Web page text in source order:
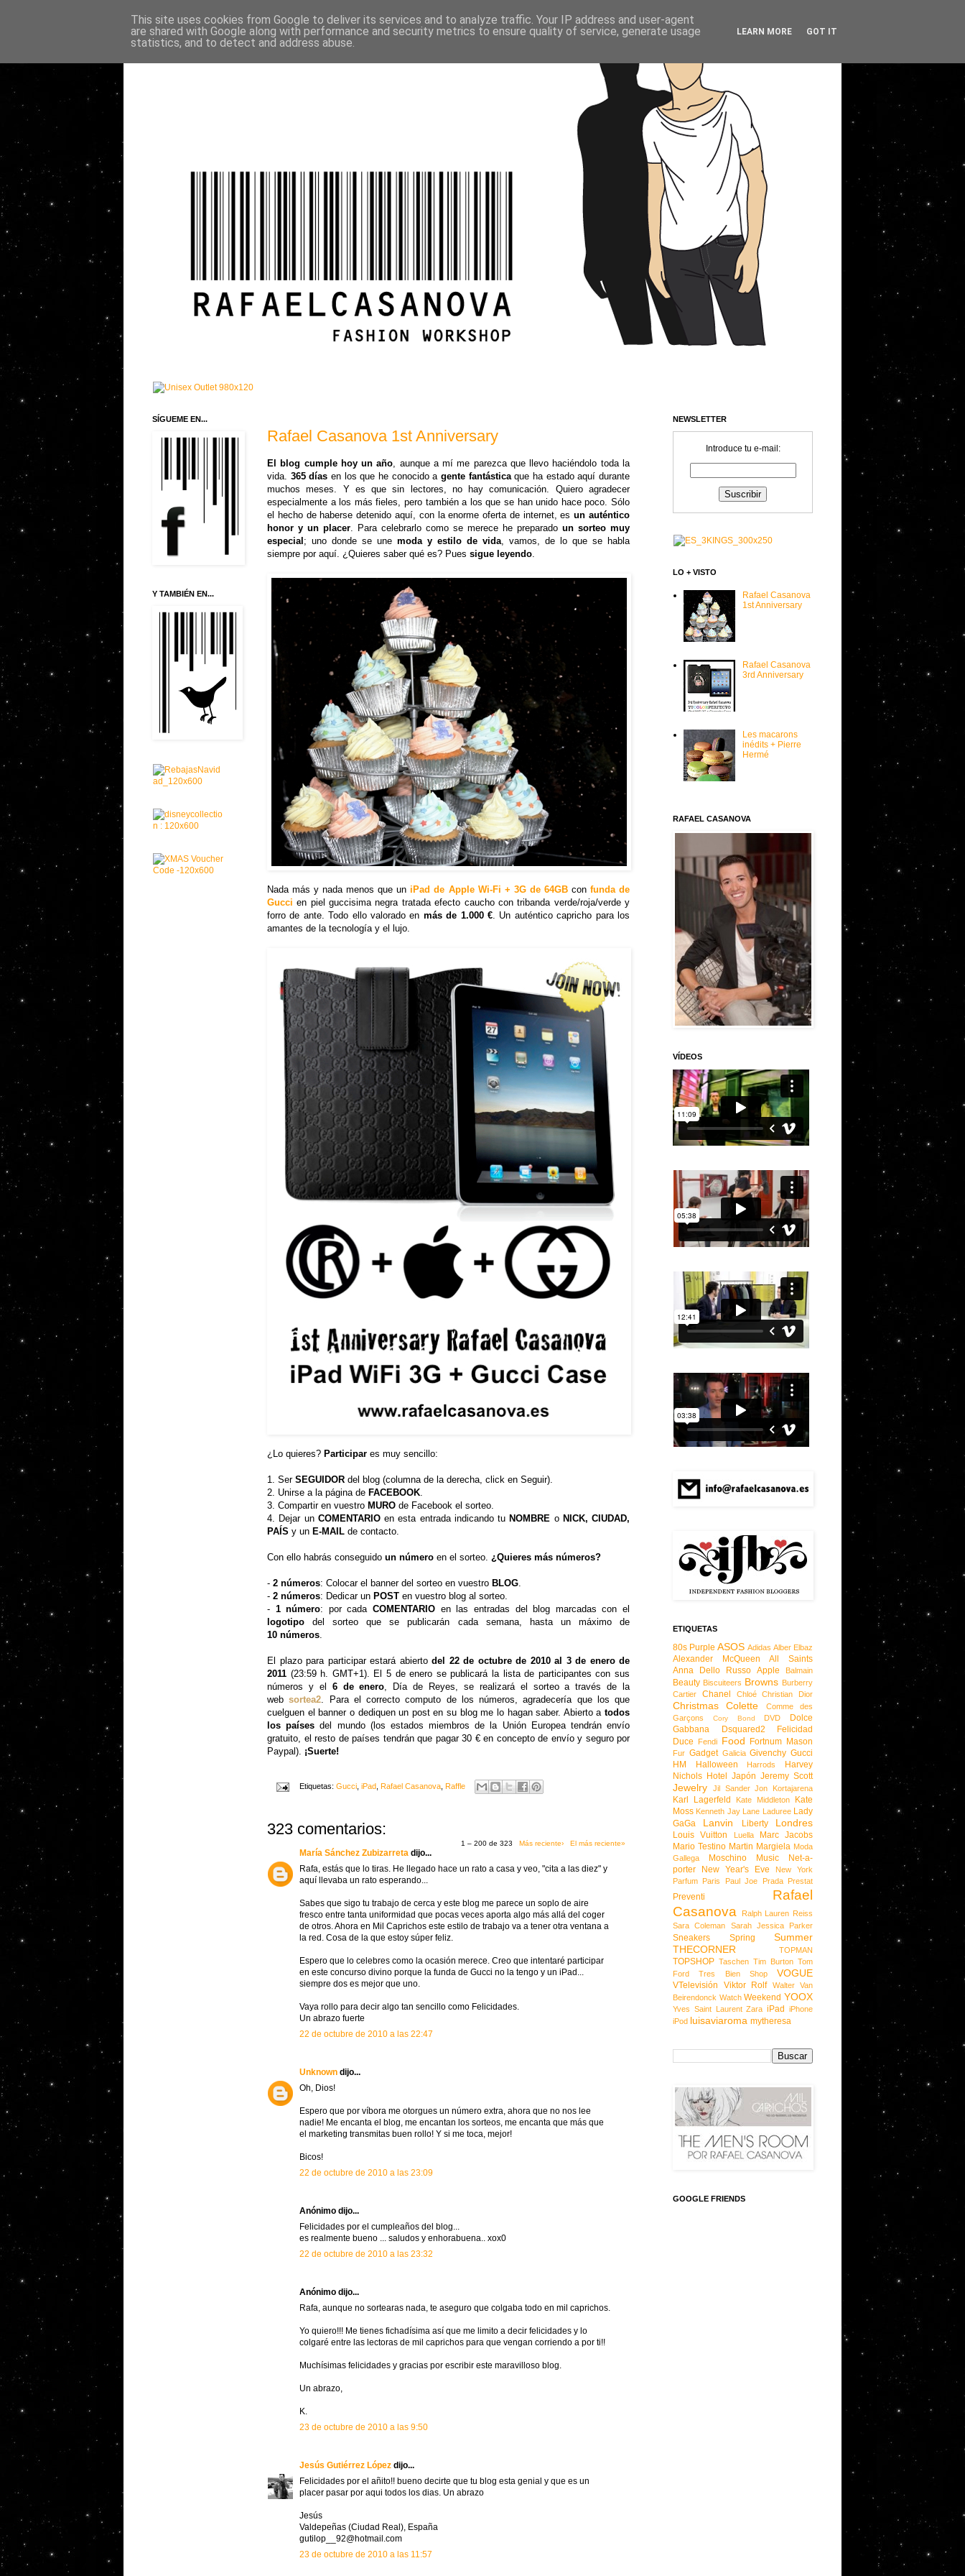
Rafael Casanova 1st Anniversary
El blog cumple hoy un año , aunque a mí me parezca que llevo haciéndolo toda la
vida. 365 días en los que he conocido agente fantásticaque ha estado aquí durante
muchos meses. Y es que sin lectores, no hay comunicación. Quiero agradecer
especialmente a los más fieles, pero también a los que se han unido hace poco. Sólo
el hecho de haberse detenido aquí, con la enorme oferta de internet, esun auténtico
honor y un placer . Para celebrarlo como se merece he preparado un sorteo muy
especial; uno donde se une moda y estilo de vida , vamos, de lo que se habla
siempre por aquí. ¿Quieres saber qué es? Pues sigue leyendo
Nada más y nada menos que uniPad de Apple Wi-Fi + 3G de 64GBcon funda de
Gucci en piel guccisima negra tratada efecto caucho con tribanda verde/roja/verde y
forro de ante. Todo ello valorado en más de 1.000 € . Un auténtico capricho para los
amantes de la tecnología y el lujo.
¿Lo quieres? Participar es muy sencillo:
1. Ser SEGUIDOR del blog (columna de la derecha, click en Seguir).
2. Unirse a la página de FACEBOOK.
3. Compartir en vuestro MURO de Facebook el sorteo.
4. Dejar un COMENTARIOen esta entrada indicando tu NOMBRE o NICK, CIUDAD,
PAÍS y un E-MAIL de contacto.
Con ello habrás conseguido un número en el sorteo. ¿Quieres más números?
- 2 números: Colocar el banner del sorteo en vuestro BLOG.
- 2 números: Dedicar un POST en vuestro blog al sorteo.
- 1 número: por cadaCOMENTARIO en las entradas del blog marcadas con el
logotipo del sorteo que se publicarán cada semana, hasta un máximo de
10 números.
El plazo para participar estará abierto del 22 de octubre de 2010 al 3 de enero de
2011 (23:59 h. GMT+1). El 5 de enero se publicará la lista de participantes con sus
números y el 6 de enero, Día de Reyes, se realizará el sorteo a través de la
websortea2. Para el correcto computo de los números, agradecería que los que
cuelguen el banner o dediquen un post en su blog me lo hagan saber. Abierto a todos
los países del mundo (los estados miembros de la Unión Europea tendrán envío
gratuito, el resto de países tendrán que pagar 30 € en concepto de envío y seguro por
Paypal). ¡Suerte!
Etiquetas:Gucci ,iPad ,Rafael Casanova ,Raffle
323 comentarios:
1 – 200 de 323 Más reciente› El más reciente»
María Sánchez Zubizarreta dijo...
Rafa, estás que lo tiras. He llegado hace un rato a casa y veo, "cita a las diez" y
aquí llevaba un rato esperando...
Sabes que sigo tu trabajo de cerca y este blog me parece un soplo de aire
fresco entre tanta uniformidad que pocas veces aporta algo más allá del coger
de otros. Ahora en Mil Caprichos este estilo de trabajo va a tener otra ventana a
la red. Cosa de la que estoy súper feliz.
Espero que lo celebres como la ocasión merece. Creo que intentaré participar
en este concurso divino porque la funda de Gucci no la tengo y un iPad...
siempre dos es mejor que uno.
Vaya rollo para decir algo tan sencillo como Felicidades.
Un abrazo fuerte
22 de octubre de 2010 a las 22:47
Unknown dijo...
Oh, Dios!
Espero que por víbora me otorgues un número extra, ahora que no nos lee
nadie! Me encanta el blog, me encantan los sorteos, me encanta que más que
el marketing transmitas buen rollo! Y si me toca, mejor!
Bicos!
22 de octubre de 2010 a las 23:09
Anónimo dijo...
Felicidades por el cumpleaños del blog...
es realmente bueno ... saludos y enhorabuena.. xox0
22 de octubre de 2010 a las 23:32
Anónimo dijo...
Rafa, aunque no sortearas nada, te aseguro que colgaba todo en mil caprichos.
Yo quiero!!! Me tienes fichadísima así que me limito a decir felicidades y lo
colgaré entre las lectoras de mil caprichos para que vengan corriendo a por ti!!
Muchísimas felicidades y gracias por escribir este maravilloso blog.
Un abrazo,
K.
23 de octubre de 2010 a las 9:50
Jesús Gutiérrez López dijo...
Felicidades por el añito!! bueno decirte que tu blog esta genial y que es un
placer pasar por aqui todos los dias. Un abrazo
Jesús
Valdepeñas (Ciudad Real), España
gutilop__92@hotmail.com
23 de octubre de 2010 a las 11:57
SÍGUEME EN...
Y TAMBIÉN EN...
NEWSLETTER
Introduce tu e-mail:
LO + VISTO
Rafael Casanova
1st Anniversary
Rafael Casanova
3rd Anniversary
Les macarons
inédits + Pierre
Hermé
RAFAEL CASANOVA
VÍDEOS
ETIQUETAS
80s Purple ASOS Adidas Alber Elbaz
Alexander McQueen
All Saints
Anna Dello Russo Apple Balmain
Beauty Biscuiteers Browns Burberry
Cartier
Chanel Chloé Christian Dior
Christmas Colette
Comme des
Garçons
Cory Bond DVD
Dolce
Gabbana
Dsquared2
Felicidad
Duce
Fendi Food Fortnum Mason
Fur Gadget Galicia Givenchy Gucci
HM
Halloween Harrods
Harvey
Nichols Hotel Japón Jeremy Scott
Jewelry Jil Sander Jon Kortajarena
Karl Lagerfeld Kate Middleton
Kate
Moss Kenneth Jay Lane Laduree Lady
GaGa
Lanvin Liberty Londres
Louis Vuitton Luella
Marc Jacobs
Mario Testino Martin Margiela Moda
Gallega
Moschino Music
Net-a-
porter
New Year's Eve
New York
Parfum
Paris Paul Joe Prada Prestat
Preventi
Rafael
Casanova
Ralph Lauren Reiss
Sara Coleman
Sarah Jessica Parker
Sneakers Spring
Summer
THECORNER
TOPMAN
TOPSHOP Taschen Tim Burton Tom
Ford
Tres Bien Shop VOGUE
VTelevisión Viktor Rolf
Walter Van
Beirendonck Watch Weekend YOOX
Yves Saint Laurent Zara iPad
iPhone
iPod luisaviaroma mytheresa
GOOGLE FRIENDS
This site uses cookies from Google to deliver its services and to analyze traffic. Your IP address and user-agent
are shared with Google along with performance and security metrics to ensure quality of service, generate usage
statistics, and to detect and address abuse.
LEARN MORE GOT IT